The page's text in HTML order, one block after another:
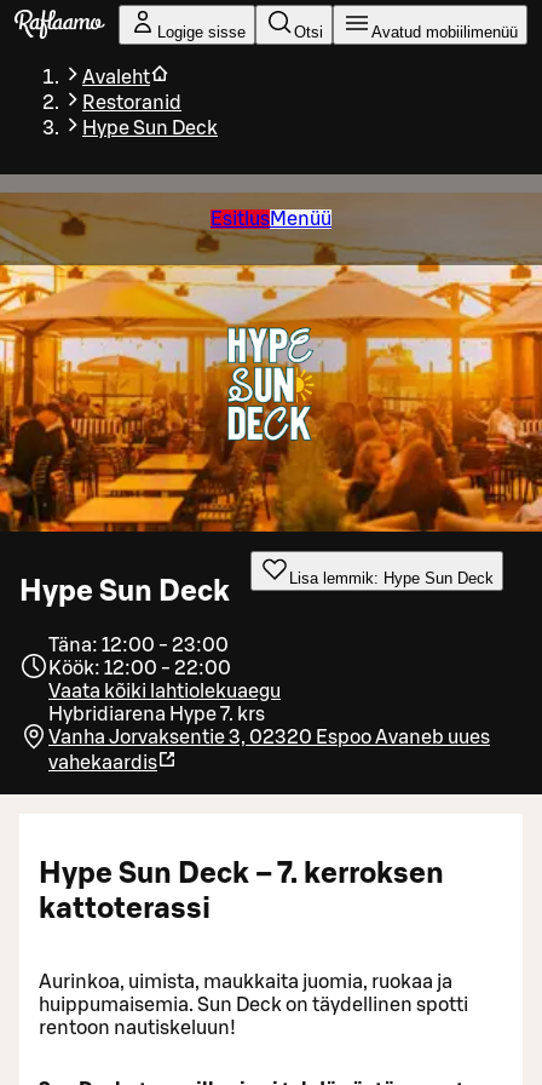
Liigu peamise sisu juurde
Logige sisse Otsi Avatud mobiilimenüü
Avaleht
Restoranid
Hype Sun Deck
EsitlusMenüü
Hype Sun Deck Lisa lemmik: Hype Sun Deck
Täna: 12:00 - 23:00
Köök: 12:00 - 22:00
Vaata kõiki lahtiolekuaegu
Hybridiarena Hype 7. krs
Vanha Jorvaksentie 3, 02320 EspooAvaneb uues
vahekaardis
Hype Sun Deck – 7. kerroksen
kattoterassi
Aurinkoa, uimista, maukkaita juomia, ruokaa ja
huippumaisemia. Sun Deck on täydellinen spotti
rentoon nautiskeluun!